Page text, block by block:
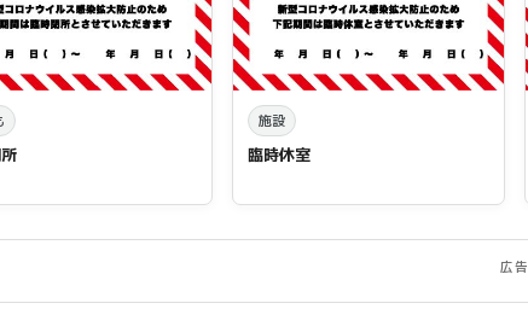
施設
臨時休室
広告